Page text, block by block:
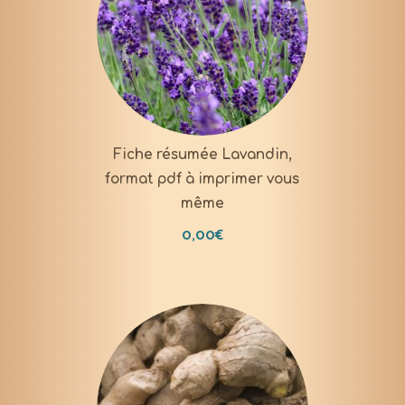
DOWNLOAD
Fiche résumée Lavandin,
format pdf à imprimer vous
même
0,00€